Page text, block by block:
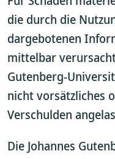
die durch die
dargebotenen
mittelbar
Gutenberg-
nicht vorsätzliches
Verschulden
Die Johannes